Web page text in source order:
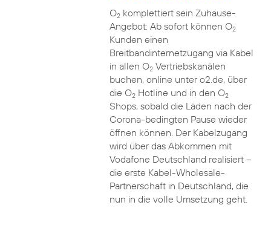
O2komplettiert sein Zuhause-
Angebot: Ab sofort können O2
Kunden einen
Breitbandinternetzugang via Kabel
in allen O2Vertriebskanälen
buchen, online unter o2.de, über
die O2Hotline und in den O2
Shops, sobald die Läden nach der
Corona-bedingten Pause wieder
öffnen können. Der Kabelzugang
wird über das Abkommen mit
Vodafone Deutschland realisiert –
die erste Kabel-Wholesale-
Partnerschaft in Deutschland, die
nun in die volle Umsetzung geht.